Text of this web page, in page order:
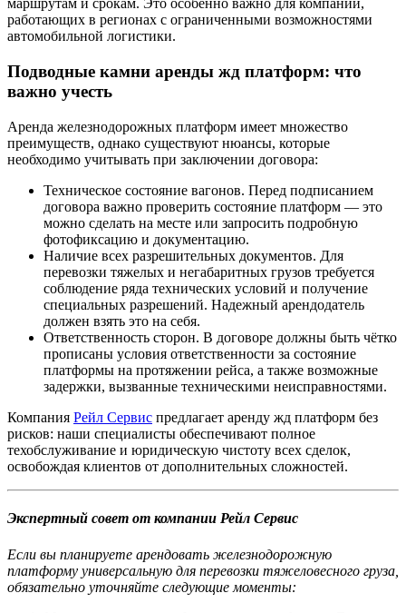
работающих в регионах с ограниченными возможностями
автомобильной логистики.
Подводные камни аренды жд платформ: что
важно учесть
Аренда железнодорожных платформ имеет множество
преимуществ, однако существуют нюансы, которые
необходимо учитывать при заключении договора:
Техническое состояние вагонов. Перед подписанием
договора важно проверить состояние платформ — это
можно сделать на месте или запросить подробную
фотофиксацию и документацию.
Наличие всех разрешительных документов. Для
перевозки тяжелых и негабаритных грузов требуется
соблюдение ряда технических условий и получение
специальных разрешений. Надежный арендодатель
должен взять это на себя.
Ответственность сторон. В договоре должны быть чётко
прописаны условия ответственности за состояние
платформы на протяжении рейса, а также возможные
задержки, вызванные техническими неисправностями.
Компания Рейл Сервис предлагает аренду жд платформ без
рисков: наши специалисты обеспечивают полное
техобслуживание и юридическую чистоту всех сделок,
освобождая клиентов от дополнительных сложностей.
Экспертный совет от компании Рейл Сервис
Если вы планируете арендовать железнодорожную
платформу универсальную для перевозки тяжеловесного груза,
обязательно уточняйте следующие моменты: